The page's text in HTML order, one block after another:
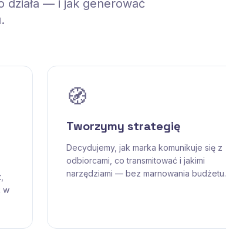
działa — i jak generować
w
🧭
Tworzymy strategię
Decydujemy, jak marka komunikuje się z
odbiorcami, co transmitować i jakimi
narzędziami — bez marnowania budżetu.